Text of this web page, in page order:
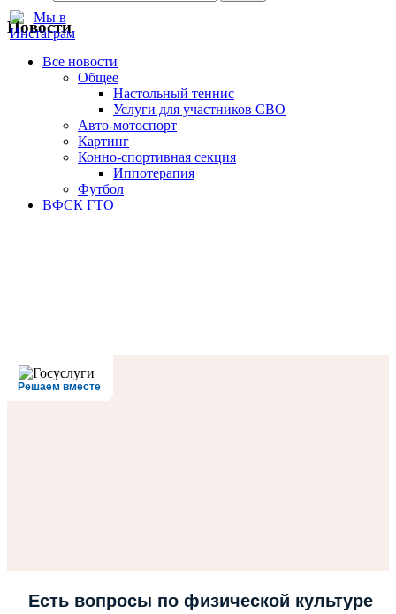
Новости
Все новости
Oбщее
Настольный теннис
Услуги для участников СВО
Авто-мотоспорт
Картинг
Конно-спортивная секция
Иппотерапия
Футбол
ВФСК ГТО
Решаем вместе
Есть вопросы по физической культуре